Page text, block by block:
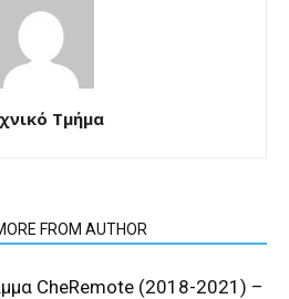
Τμήμα
FROM AUTHOR
CheRemote (2018-2021) –